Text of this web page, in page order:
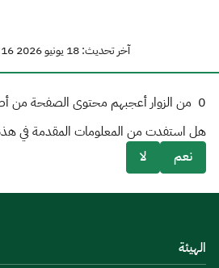
آخر تحديث: 18 يونيو 2026 01:16 م المملكة العربية السعودية
0 من الزوار أعجبهم محتوى الصفحة من
هل استفدت من المعلومات المقدمة في
نعم
لا
الهيئة